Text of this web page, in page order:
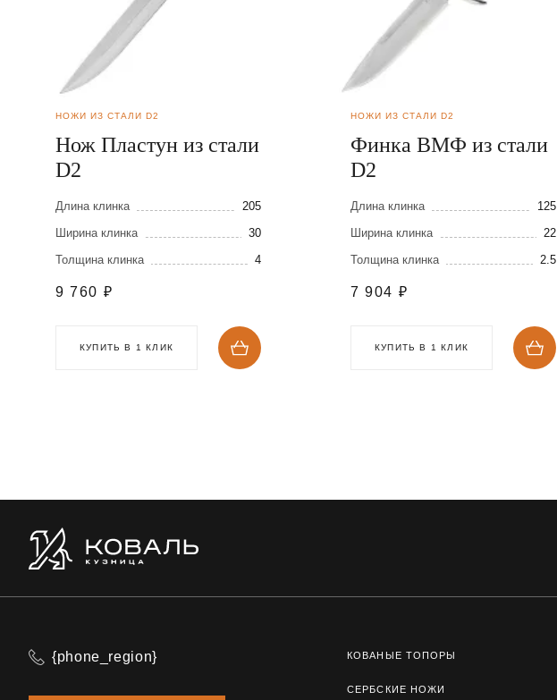
НОЖИ ИЗ СТАЛИ D2
Нож Пластун из стали
D2
Длина клинка
205
Ширина клинка
30
Толщина клинка
4
9 760 ₽
КУПИТЬ В 1 КЛИК
НОЖИ ИЗ СТАЛИ D2
Финка ВМФ из стали
D2
Длина клинка
125
Ширина клинка
22
Толщина клинка
2.5
7 904 ₽
КУПИТЬ В 1 КЛИК
{phone_region} КОВАНЫЕ ТОПОРЫ
СЕРБСКИЕ НОЖИ